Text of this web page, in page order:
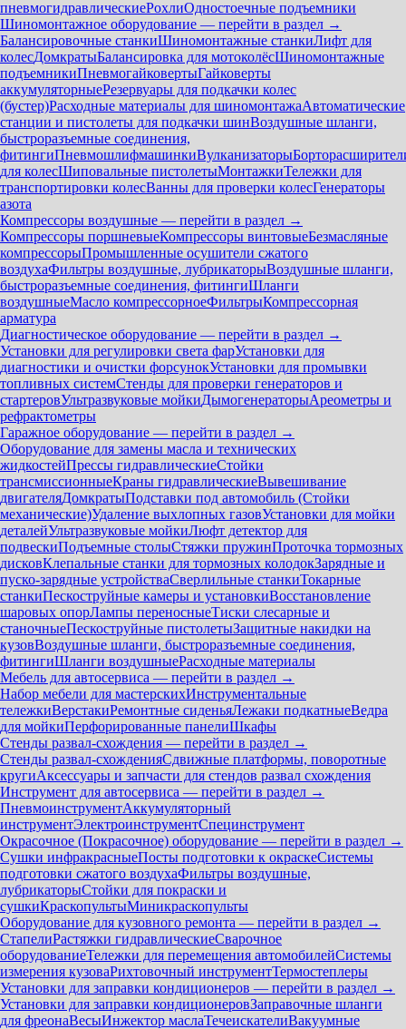
пневмогидравлическиеРохлиОдностоечные подъемники
Шиномонтажное оборудование — перейти в раздел →
Балансировочные станкиШиномонтажные станкиЛифт для
колесДомкратыБалансировка для мотоколёсШиномонтажные
подъемникиПневмогайковертыГайковерты
аккумуляторныеРезервуары для подкачки колес
(бустер)Расходные материалы для шиномонтажаАвтоматические
станции и пистолеты для подкачки шинВоздушные шланги,
быстроразъемные соединения,
фитингиПневмошлифмашинкиВулканизаторы
для колесШиповальные пистолетыМонтажкиТележки для
транспортировки колесВанны для проверки колесГенераторы
азота
Компрессоры воздушные — перейти в раздел →
Компрессоры поршневыеКомпрессоры винтовыеБезмасляные
компрессорыПромышленные осушители сжатого
воздухаФильтры воздушные, лубрикаторыВоздушные шланги,
быстроразъемные соединения, фитингиШланги
воздушныеМасло компрессорноеФильтрыКомпрессорная
арматура
Диагностическое оборудование — перейти в раздел →
Установки для регулировки света фарУстановки для
диагностики и очистки форсунокУстановки для промывки
топливных системСтенды для проверки генераторов и
стартеровУльтразвуковые мойкиДымогенераторыАреометры и
рефрактометры
Гаражное оборудование — перейти в раздел →
Оборудование для замены масла и технических
жидкостейПрессы гидравлическиеСтойки
трансмиссионныеКраны гидравлическиеВывешивание
двигателяДомкратыПодставки под автомобиль (Стойки
механические)Удаление выхлопных газовУстановки для мойки
деталейУльтразвуковые мойкиЛюфт детектор для
подвескиПодъемные столыСтяжки пружинПроточка тормозных
дисковКлепальные станки для тормозных колодокЗарядные и
пуско-зарядные устройстваСверлильные станкиТокарные
станкиПескоструйные камеры и установкиВосстановление
шаровых опорЛампы переносныеТиски слесарные и
станочныеПескоструйные пистолетыЗащитные накидки на
кузовВоздушные шланги, быстроразъемные соединения,
фитингиШланги воздушныеРасходные материалы
Мебель для автосервиса — перейти в раздел →
Набор мебели для мастерскихИнструментальные
тележкиВерстакиРемонтные сиденьяЛежаки подкатныеВедра
для мойкиПерфорированные панелиШкафы
Стенды развал-схождения — перейти в раздел →
Стенды развал-схожденияСдвижные платформы, поворотные
кругиАксессуары и запчасти для стендов развал схождения
Инструмент для автосервиса — перейти в раздел →
ПневмоинструментАккумуляторный
инструментЭлектроинструментСпецинструмент
Окрасочное (Покрасочное) оборудование — перейти в раздел →
Сушки инфракрасныеПосты подготовки к окраскеСистемы
подготовки сжатого воздухаФильтры воздушные,
лубрикаторыСтойки для покраски и
сушкиКраскопультыМиникраскопульты
Оборудование для кузовного ремонта — перейти в раздел →
СтапелиРастяжки гидравлическиеСварочное
оборудованиеТележки для перемещения автомобилейСистемы
измерения кузоваРихтовочный инструментТермостеплеры
Установки для заправки кондиционеров — перейти в раздел →
Установки для заправки кондиционеровЗаправочные шланги
для фреонаВесыИнжектор маслаТечеискателиВакуумные